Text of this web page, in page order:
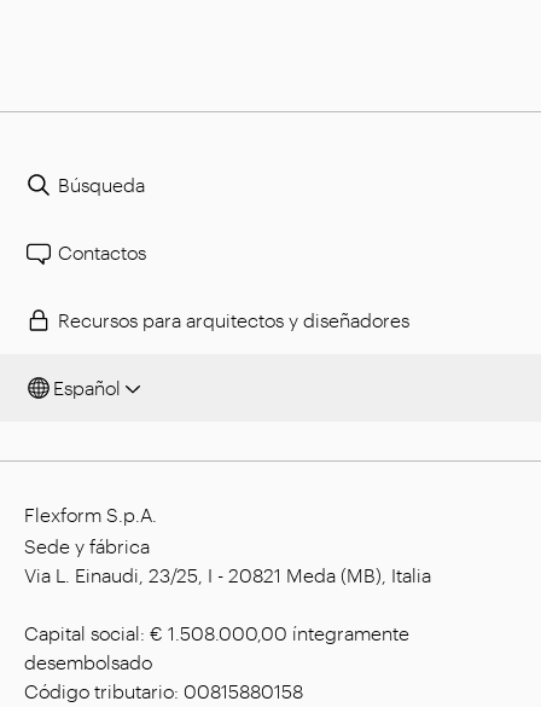
Búsqueda
Contactos
Recursos para arquitectos y diseñadores
Español
Flexform S.p.A.
Sede y fábrica
Via L. Einaudi, 23/25, I - 20821 Meda (MB), Italia
Capital social: € 1.508.000,00 íntegramente
desembolsado
Código tributario: 00815880158